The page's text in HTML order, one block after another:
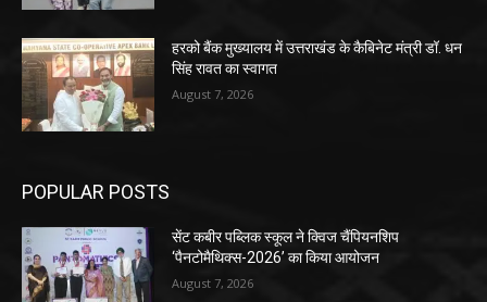
हरको बैंक मुख्यालय में उत्तराखंड के कैबिनेट मंत्री डॉ. धन
सिंह रावत का स्वागत
August 7, 2026
POPULAR POSTS
सेंट कबीर पब्लिक स्कूल ने क्विज चैंपियनशिप
‘पैनटोमैथिक्स-2026’ का किया आयोजन
August 7, 2026